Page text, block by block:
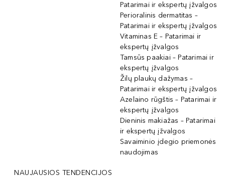
Patarimai ir ekspertų įžvalgos
Perioralinis dermatitas –
Patarimai ir ekspertų įžvalgos
Vitaminas E – Patarimai ir
ekspertų įžvalgos
Tamsūs paakiai – Patarimai ir
ekspertų įžvalgos
Žilų plaukų dažymas –
Patarimai ir ekspertų įžvalgos
Azelaino rūgštis – Patarimai ir
ekspertų įžvalgos
Dieninis makiažas – Patarimai
ir ekspertų įžvalgos
Savaiminio įdegio priemonės
naudojimas
NAUJAUSIOS TENDENCIJOS